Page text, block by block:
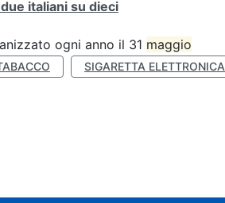
italiani su dieci
ogni anno il 31 maggio
SIGARETTA ELETTRONICA